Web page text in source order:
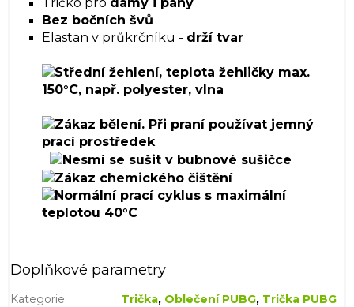
Tričko pro dámy i pány
Bez bočních švů
Elastan v průkrčníku - drží tvar
Doplňkové parametry
Kategorie: Trička, Oblečení PUBG, Trička PUBG